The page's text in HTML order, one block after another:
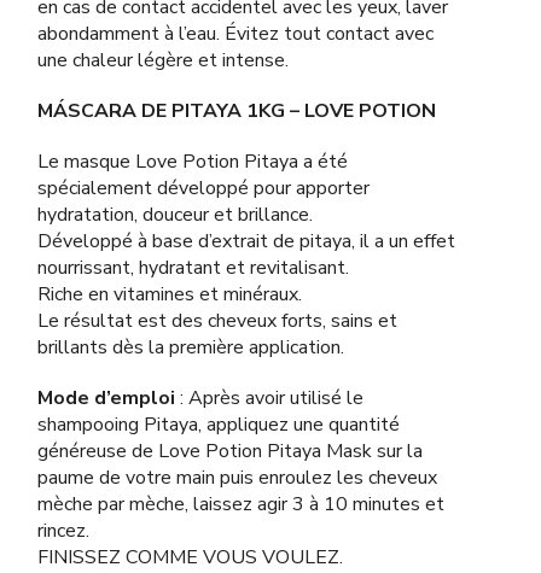
en cas de contact accidentel avec les yeux, laver
abondamment à l’eau. Évitez tout contact avec
une chaleur légère et intense.
MÁSCARA DE PITAYA 1KG – LOVE POTION
Le masque Love Potion Pitaya a été
spécialement développé pour apporter
hydratation, douceur et brillance.
Développé à base d’extrait de pitaya, il a un effet
nourrissant, hydratant et revitalisant.
Riche en vitamines et minéraux.
Le résultat est des cheveux forts, sains et
brillants dès la première application.
Mode d’emploi : Après avoir utilisé le
shampooing Pitaya, appliquez une quantité
généreuse de Love Potion Pitaya Mask sur la
paume de votre main puis enroulez les cheveux
mèche par mèche, laissez agir 3 à 10 minutes et
rincez.
FINISSEZ COMME VOUS VOULEZ.